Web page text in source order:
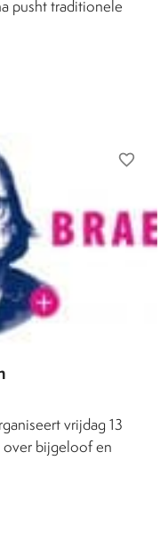
pusht traditionele
favorite_border
vrijdag 13
over bijgeloof en